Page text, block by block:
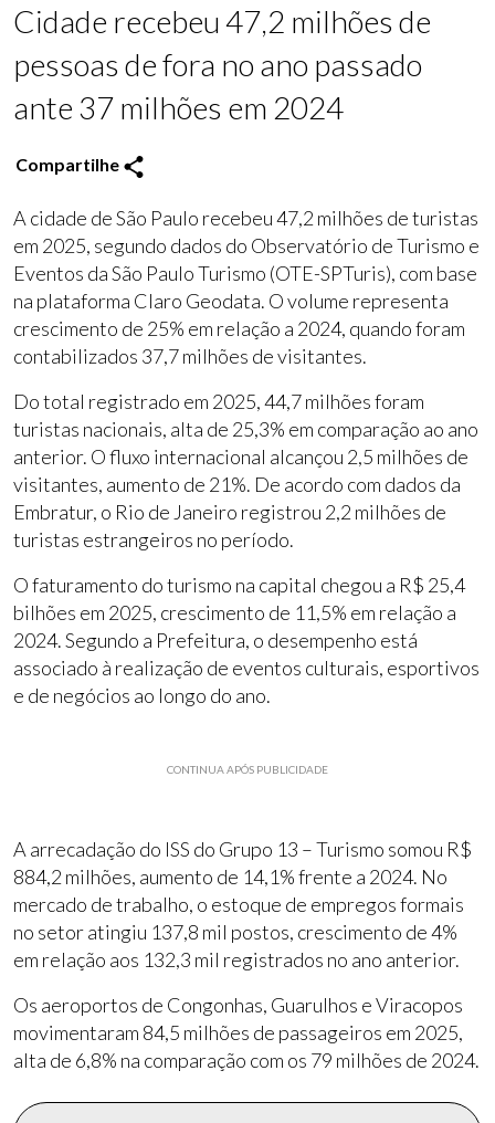
Cidade recebeu 47,2 milhões de
pessoas de fora no ano passado
ante 37 milhões em 2024
Compartilhe
A cidade de São Paulo recebeu 47,2 milhões de turistas
em 2025, segundo dados do Observatório de Turismo e
Eventos da São Paulo Turismo (OTE-SPTuris), com base
na plataforma Claro Geodata. O volume representa
crescimento de 25% em relação a 2024, quando foram
contabilizados 37,7 milhões de visitantes.
Do total registrado em 2025, 44,7 milhões foram
turistas nacionais, alta de 25,3% em comparação ao ano
anterior. O fluxo internacional alcançou 2,5 milhões de
visitantes, aumento de 21%. De acordo com dados da
Embratur, o Rio de Janeiro registrou 2,2 milhões de
turistas estrangeiros no período.
O faturamento do turismo na capital chegou a R$ 25,4
bilhões em 2025, crescimento de 11,5% em relação a
2024. Segundo a Prefeitura, o desempenho está
associado à realização de eventos culturais, esportivos
e de negócios ao longo do ano.
CONTINUA APÓS PUBLICIDADE
A arrecadação do ISS do Grupo 13 – Turismo somou R$
884,2 milhões, aumento de 14,1% frente a 2024. No
mercado de trabalho, o estoque de empregos formais
no setor atingiu 137,8 mil postos, crescimento de 4%
em relação aos 132,3 mil registrados no ano anterior.
Os aeroportos de Congonhas, Guarulhos e Viracopos
movimentaram 84,5 milhões de passageiros em 2025,
alta de 6,8% na comparação com os 79 milhões de 2024.